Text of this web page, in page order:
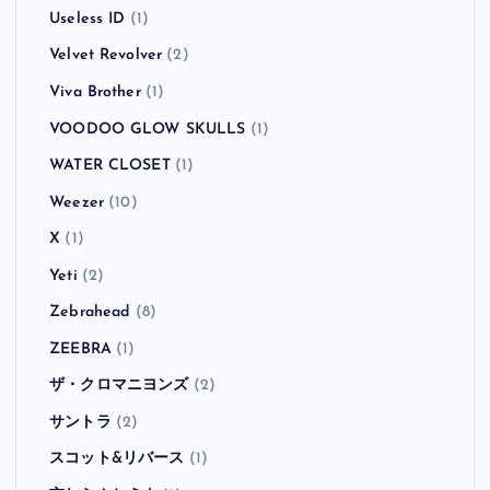
Useless ID (1)
Velvet Revolver (2)
Viva Brother(1)
VOODOO GLOW SKULLS (1)
WATER CLOSET(1)
Weezer(10)
X (1)
Yeti (2)
Zebrahead (8)
ZEEBRA(1)
ザ・クロマニヨンズ (2)
サントラ (2)
スコット&リバース (1)